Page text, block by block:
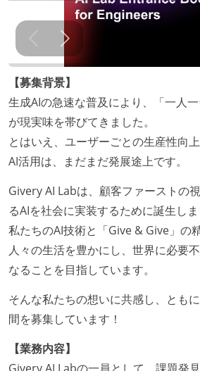
【募集背景】
生成AIの急速な普及により、「一人一
が現実味を帯びてきました。
とはいえ、ユーザーごとの生産性向
AI活用は、まだまだ発展途上です。
Givery AI Labは、顧客ファーストの
るAIを社会に実装するために誕生しま
私たちのAI技術と「Give & Give」の
人々の生活を豊かにし、世界に必要
なることを目指しています。
そんな私たちの想いに共感し、とも
間を募集しています！
【業務内容】